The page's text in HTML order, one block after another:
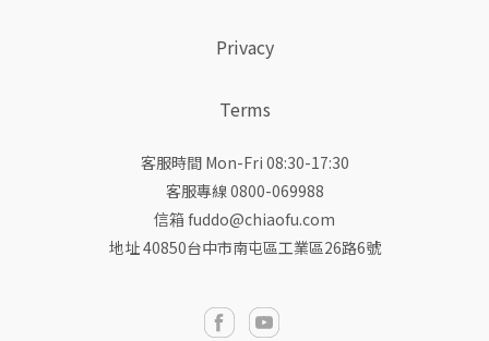
Privacy
Terms
客服時間 Mon-Fri 08:30-17:30
客服專線 0800-069988
信箱 fuddo@chiaofu.com
地址 40850台中市南屯區工業區26路6號